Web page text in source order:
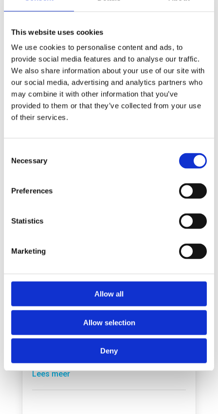
This website uses cookies
We use cookies to personalise content and ads, to
provide social media features and to analyse our traffic.
We also share information about your use of our site with
our social media, advertising and analytics partners who
may combine it with other information that you’ve
provided to them or that they’ve collected from your use
of their services.
Selection
Necessary
Preferences
Statistics
Marketing
Allow all
Allow selection
Deny
richt onderzoek zich op relevante
industrieel cluster en de kansen voor de
Rotterdamse haven rondom
toekomstbestendige energiedragers en
circulaire stromen zoals groene
waterstof en synfuels.
Voor het bedrijfsleven en overheden
betekent dit beschikbare kennis die leidt
ketens en activiteiten, inzicht op
beleid en regelgeving die innovaties
Voor meer informatie
4020338 –
emissiearm achterlandtransport
Lees meer